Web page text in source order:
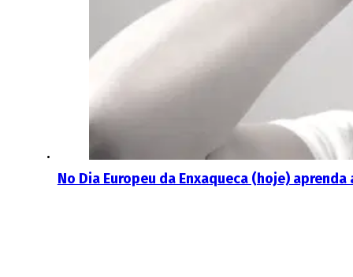
No Dia Europeu da Enxaqueca (hoje) aprenda